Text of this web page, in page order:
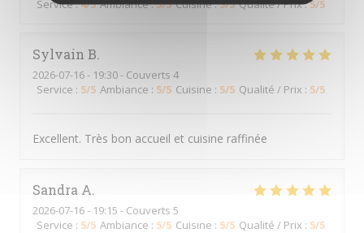
Service:4/5 Ambiance:5/5 Cuisine:5/5 Qualité / Prix:5/5
Sylvain B
2026-07-16- 19:30 - Couverts 4
Service : 5/5 Ambiance : 5/5 Cuisine : 5/5 Qualité / Prix : 5/5
Excellent. Très bon accueil et cuisine raffinée
Sandra A
2026-07-16- 19:15 - Couverts 5
Service : 5/5 Ambiance : 5/5 Cuisine : 5/5 Qualité / Prix : 5/5